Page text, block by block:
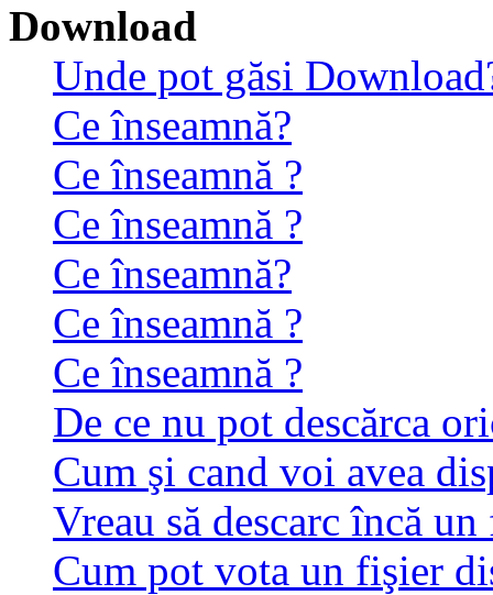
Download
Unde pot găsi
Ce înseamnă?
Ce înseamnă ?
Ce înseamnă ?
Ce înseamnă?
Ce înseamnă ?
Ce înseamnă ?
De ce nu pot descărca
Cum şi cand voi avea
Vreau să descarc încă
Cum pot vota un fişier